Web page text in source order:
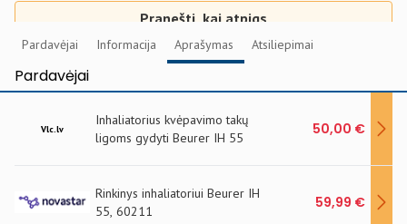
Pranešti, kai atpigs
Pardavėjai Informacija Aprašymas Atsiliepimai
Pardavėjai
Vlc.lv
Inhaliatorius kvėpavimo takų
ligoms gydyti Beurer IH 55
50,00 €
Rinkinys inhaliatoriui Beurer IH
55, 60211
59,99 €